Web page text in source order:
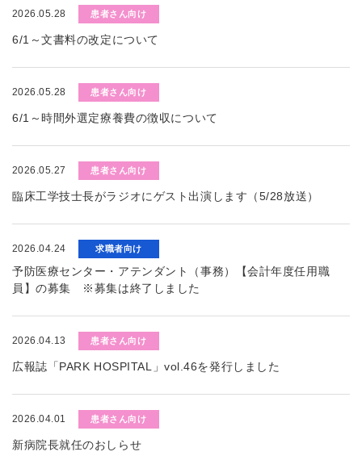
2026.05.28 患者さん向け
6/1～文書料の改定について
2026.05.28 患者さん向け
6/1～時間外選定療養費の徴収について
2026.05.27 患者さん向け
臨床工学技士長がラジオにゲスト出演します（5/28放送）
2026.04.24 求職者向け
予防医療センター・アテンダント（事務）【会計年度任用職
員】の募集 ※募集は終了しました
2026.04.13 患者さん向け
広報誌「PARK HOSPITAL」vol.46を発行しました
2026.04.01 患者さん向け
新病院長就任のおしらせ